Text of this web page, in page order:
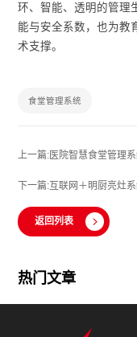
环、智能、透明的管理
能与安全系数，也为教
术支撑。
食堂管理系统
上一篇:医院智慧食堂管理
下一篇:互联网＋明厨亮灶
返回列表
热门文章